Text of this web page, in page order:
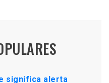
significa alerta